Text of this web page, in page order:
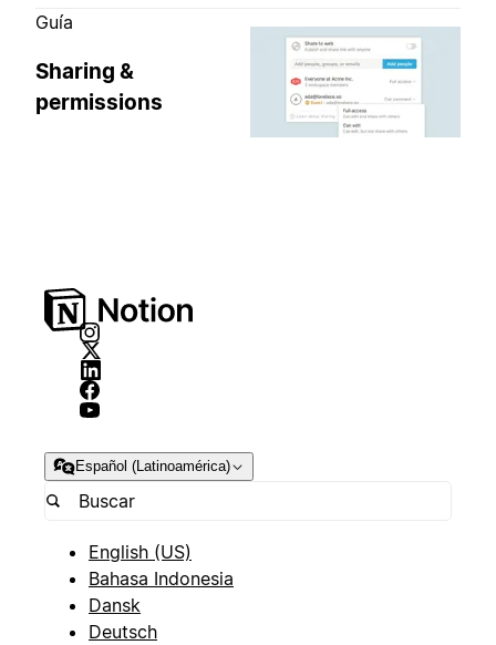
Guía
Sharing &
permissions
Español (Latinoamérica)
English (US)
Bahasa Indonesia
Dansk
Deutsch